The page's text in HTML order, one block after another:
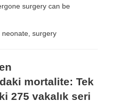
surgery can be
neonate, surgery
mortalite: Tek
275 vakalık seri